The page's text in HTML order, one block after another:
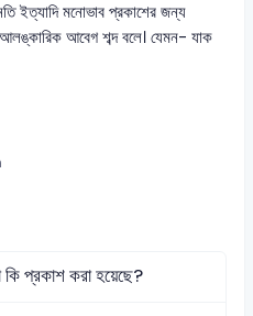
ইত্যাদি মনোভাব প্রকাশের জন্য
আবেগ শব্দ বলে। যেমন- যাক
প্রকাশ করা হয়েছে?